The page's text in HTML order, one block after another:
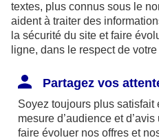
Ce suivi peut être fait à
praticien libéral
médecin généraliste).
La première consultation
La première consultation
textes, plus connus sous le
aident à traiter des
la sécurité du site et faire
ligne, dans le respect de
Partagez vos
Soyez toujours plus satisfait
mesure d’audience et
faire évoluer nos offres et